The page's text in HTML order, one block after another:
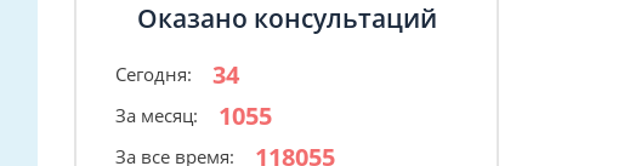
Оказано консультаций
Сегодня: 34
За месяц: 1055
За все время: 118055